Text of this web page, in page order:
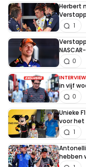
Herbert
1
0
INTERVIEW
in vijf
0
Unieke
voor het
1
hebben